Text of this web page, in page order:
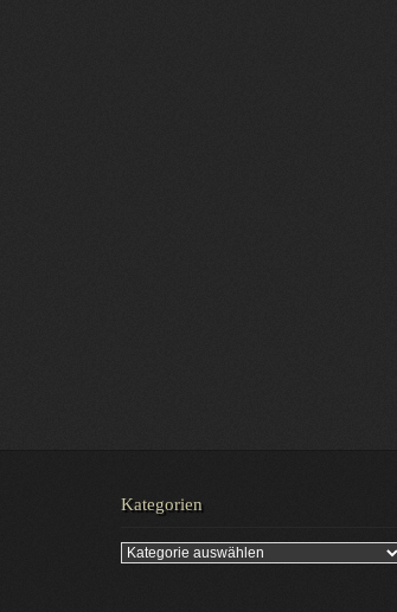
Kategorien
Kategorien